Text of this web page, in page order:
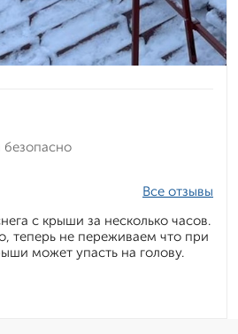
Все отзывы
с крыши за несколько часов.
теперь не переживаем что при
может упасть на голову.